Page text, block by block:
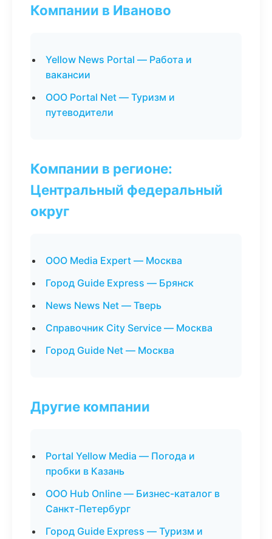
Компании в Иваново
Yellow News Portal — Работа и
вакансии
ООО Portal Net — Туризм и
путеводители
Компании в регионе:
Центральный федеральный
округ
ООО Media Expert — Москва
Город Guide Express — Брянск
News News Net — Тверь
Справочник City Service — Москва
Город Guide Net — Москва
Другие компании
Portal Yellow Media — Погода и
пробки в Казань
ООО Hub Online — Бизнес-каталог в
Санкт-Петербург
Город Guide Express — Туризм и